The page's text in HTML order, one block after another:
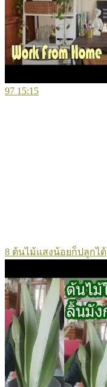
97 15:15
8 ต้นไม้แสงน้อยก็ปลูกได้